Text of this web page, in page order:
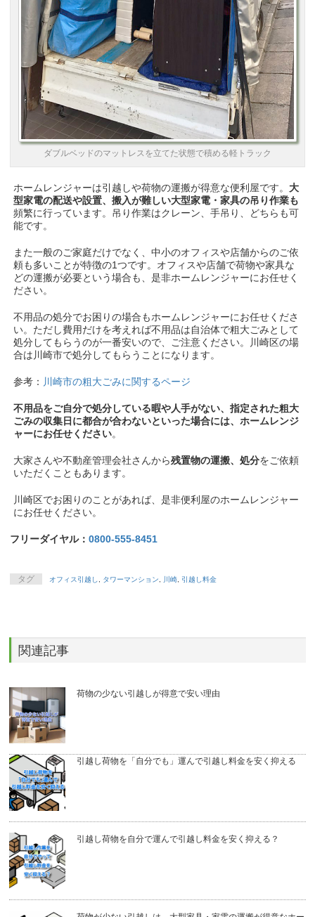
ダブルベッドのマットレスを立てた状態で積める軽トラック
ホームレンジャーは引越しや荷物の運搬が得意な便利屋です。 大
型家電の配送や設置、搬入が難しい大型家電・家具の吊り作業も
頻繁に行っています。吊り作業はクレーン、手吊り、どちらも可
能です。
また一般のご家庭だけでなく、中小のオフィスや店舗からのご依
頼も多いことが特徴の1つです。オフィスや店舗で荷物や家具な
どの運搬が必要という場合も、是非ホームレンジャーにお任せく
ださい。
不用品の処分でお困りの場合もホームレンジャーにお任せくださ
い。ただし費用だけを考えれば不用品は自治体で粗大ごみとして
処分してもらうのが一番安いので、ご注意ください。川崎区の場
合は川崎市で処分してもらうことになります。
参考： 川崎市の粗大ごみに関するページ
不用品をご自分で処分している暇や人手がない、指定された粗大
ごみの収集日に都合が合わないといった場合には、ホームレンジ
ャーにお任せください。
大家さんや不動産管理会社さんから残置物の運搬、処分をご依頼
いただくこともあります。
川崎区でお困りのことがあれば、是非便利屋のホームレンジャー
にお任せください。
フリーダイヤル：0800-555-8451
タグ オフィス引越し タワーマンション 川崎 引越し料金
関連記事
荷物の少ない引越しが得意で安い理由
引越し荷物を「自分でも」運んで引越し料金を安く抑える
引越し荷物を自分で運んで引越し料金を安く抑える？